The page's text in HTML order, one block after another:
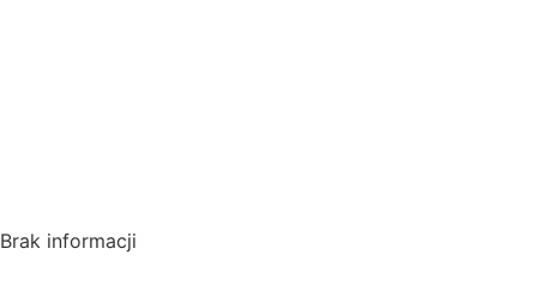
Brak informacji